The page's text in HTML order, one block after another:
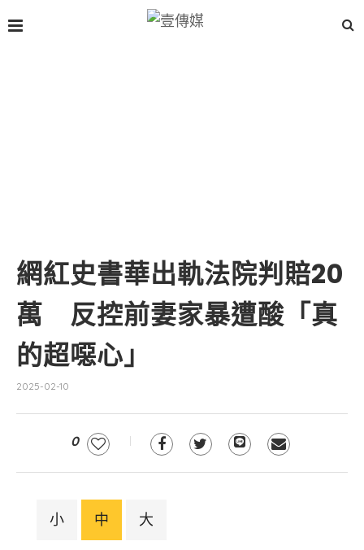
網紅史書華出軌法院判賠20
萬 反控前妻家暴遭酸「真
的超噁心」
2025-02-10
0
小 中 大